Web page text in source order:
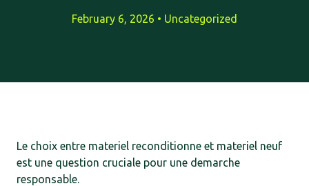
February 6, 2026 • Uncategorized
Le choix entre materiel reconditionne et materiel neuf
est une question cruciale pour une demarche
responsable.